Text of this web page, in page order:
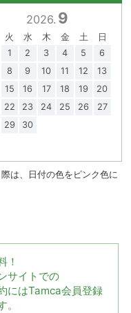
2026. 9
火 水 木 金 土
日
1
2 3 4 5
6
8 9 10 11 12
13
15 16 17 18 19
20
22 23 24 25 26
27
29 30
は、日付の色をピンク色に
！
サイトでの
にはTamca会員登録
。